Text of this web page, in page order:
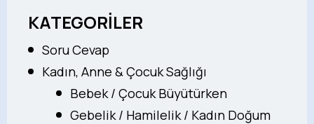
KATEGORİLER
Soru Cevap
Kadın, Anne & Çocuk Sağlığı
Bebek / Çocuk Büyütürken
Gebelik / Hamilelik / Kadın Doğum